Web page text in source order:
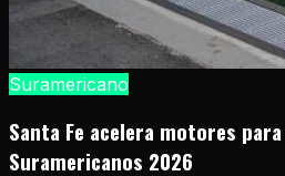
Suramericano
Santa Fe acelera motores
Suramericanos 2026